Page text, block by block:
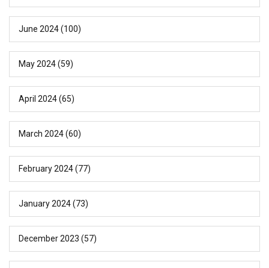
June 2024(100)
May 2024(59)
April 2024(65)
March 2024(60)
February 2024(77)
January 2024(73)
December 2023 (57)